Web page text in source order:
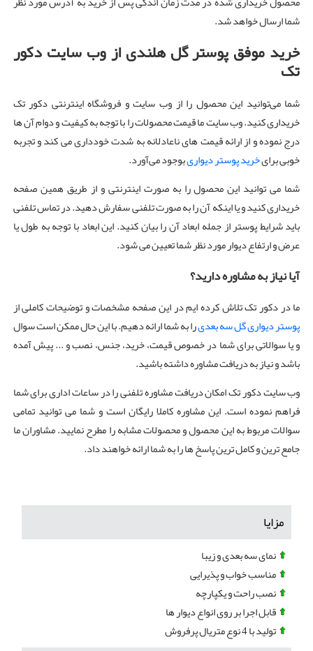
شما ارسال خواهد شد.
خرید موفق پوستر گل هلندی از وب سایت دکور
تک
شما می‌توانید این محصول را از وب سایت و فروشگاه اینترنتی دکور تک
خریداری کنید. وب سایت ما قیمت محصولات را با توجه به کیفیت و دوام آن ها
درج نموده و از ارائه قیمت های ناعادلانه به شدت خودداری می کند و تجربه
خوبی برایخرید پوستر دیواریبوجود می‌آورد.
شما می توانید این محصول را به صورت اینترنتی و از طریق همین صفحه
خریداری کنید و یا اینکه آن را به صورت تلفنی سفارش دهید. در تماس تلفنی
باید شرایط پوستر از جمله ابعاد آن را بیان کنید. این ابعاد با توجه به طول یا
عرض و ارتفاع دیوار مورد نظر شما تعیین می شود.
آیا نیاز به مشاوره دارید؟
ما در دکور تک تلاش کرده ایم در این صفحه مشخصات و توضیحات کاملی از
پوستر دیواری گل سه بعدیرا به شما ارائه دهیم. با این حال ممکن است سوال
و یا سوالاتی برای شما در خصوص قیمت، خرید، جنس، نصب و ... پیش آمده
باشد و نیاز به دریافت مشاوره داشته باشید.
وب سایت دکور تک امکان دریافت مشاوره تلفنی را در ساعات اداری برای شما
فراهم نموده است. این مشاوره کاملا رایگان است و شما می توانید تمامی
سوالات مربوط به این محصول و محصولات مشابه را مطرح نمایید. مشاوران ما
جامع ترین و کامل ترین پاسخ ها را به شما ارائه خواهند داد.
مزایا
نمای سه بعدی و زیبا
مناسب خواب و پذیرایی
نصب راحت و یکپارچه
قابل اجرا بر روی انواع دیوار ها
تولید با 4 نوع متریال پرفروش